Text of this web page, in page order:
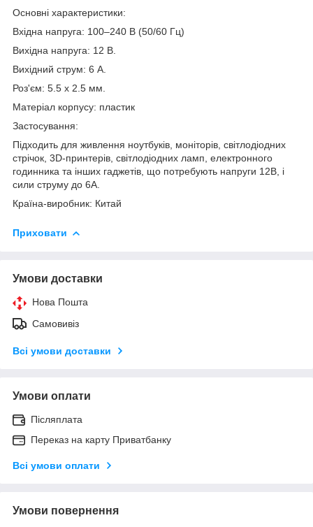
Основні характеристики:
Вхідна напруга: 100–240 В (50/60 Гц)
Вихідна напруга: 12 В.
Вихідний струм: 6 А.
Роз'єм: 5.5 x 2.5 мм.
Матеріал корпусу: пластик
Застосування:
Підходить для живлення ноутбуків, моніторів, світлодіодних
стрічок, 3D-принтерів, світлодіодних ламп, електронного
годинника та інших гаджетів, що потребують напруги 12В, і
сили струму до 6А.
Країна-виробник: Китай
Приховати
Умови доставки
Нова Пошта
Самовивіз
Всі умови доставки
Умови оплати
Післяплата
Переказ на карту Приватбанку
Всі умови оплати
Умови повернення